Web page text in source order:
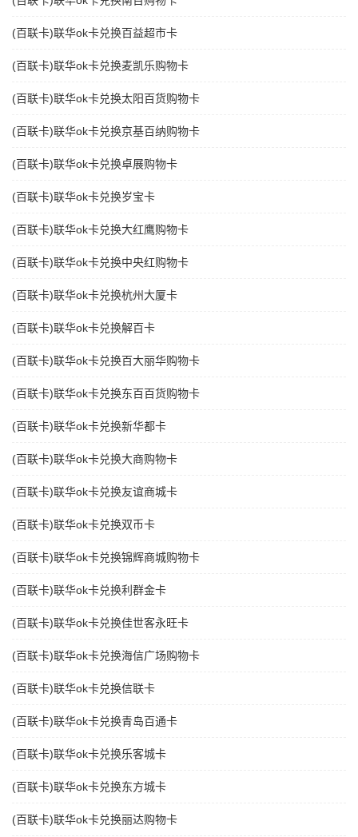
(百联卡)联华ok卡兑换百益超市卡
(百联卡)联华ok卡兑换麦凯乐购物卡
(百联卡)联华ok卡兑换太阳百货购物卡
(百联卡)联华ok卡兑换京基百纳购物卡
(百联卡)联华ok卡兑换卓展购物卡
(百联卡)联华ok卡兑换岁宝卡
(百联卡)联华ok卡兑换大红鹰购物卡
(百联卡)联华ok卡兑换中央红购物卡
(百联卡)联华ok卡兑换杭州大厦卡
(百联卡)联华ok卡兑换解百卡
(百联卡)联华ok卡兑换百大丽华购物卡
(百联卡)联华ok卡兑换东百百货购物卡
(百联卡)联华ok卡兑换新华都卡
(百联卡)联华ok卡兑换大商购物卡
(百联卡)联华ok卡兑换友谊商城卡
(百联卡)联华ok卡兑换双币卡
(百联卡)联华ok卡兑换锦辉商城购物卡
(百联卡)联华ok卡兑换利群金卡
(百联卡)联华ok卡兑换佳世客永旺卡
(百联卡)联华ok卡兑换海信广场购物卡
(百联卡)联华ok卡兑换信联卡
(百联卡)联华ok卡兑换青岛百通卡
(百联卡)联华ok卡兑换乐客城卡
(百联卡)联华ok卡兑换东方城卡
(百联卡)联华ok卡兑换丽达购物卡